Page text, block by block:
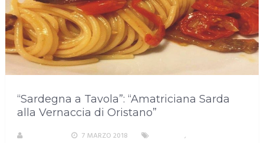
“Sardegna a Tavola”: “Amatriciana Sarda
alla Vernaccia di Oristano”
7 MARZO 2018 ,